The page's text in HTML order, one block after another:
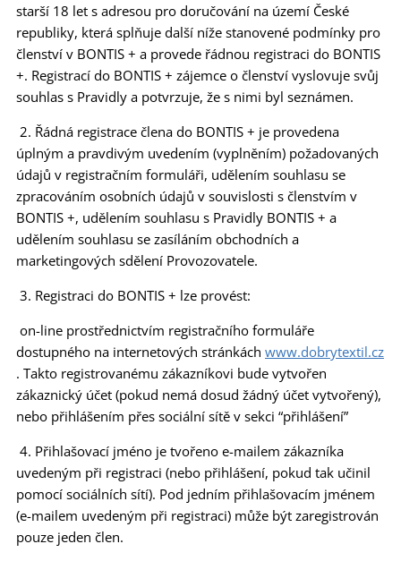
starší 18 let s adresou pro doručování na území České
republiky, která splňuje další níže stanovené podmínky pro
členství v BONTIS + a provede řádnou registraci do BONTIS
+. Registrací do BONTIS + zájemce o členství vyslovuje svůj
souhlas s Pravidly a potvrzuje, že s nimi byl seznámen.
2. Řádná registrace člena do BONTIS + je provedena
úplným a pravdivým uvedením (vyplněním) požadovaných
údajů v registračním formuláři, udělením souhlasu se
zpracováním osobních údajů v souvislosti s členstvím v
BONTIS +, udělením souhlasu s Pravidly BONTIS + a
udělením souhlasu se zasíláním obchodních a
marketingových sdělení Provozovatele.
3. Registraci do BONTIS + lze provést:
on-line prostřednictvím registračního formuláře
dostupného na internetových stránkách www.dobrytextil.cz
. Takto registrovanému zákazníkovi bude vytvořen
zákaznický účet (pokud nemá dosud žádný účet vytvořený),
nebo přihlášením přes sociální sítě v sekci “přihlášení”
4. Přihlašovací jméno je tvořeno e-mailem zákazníka
uvedeným při registraci (nebo přihlášení, pokud tak učinil
pomocí sociálních sítí). Pod jedním přihlašovacím jménem
(e-mailem uvedeným při registraci) může být zaregistrován
pouze jeden člen.